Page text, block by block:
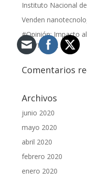
Instituto Nacional
Venden
#Opinión: Impacto
(COVID-19).
Comentarios
Archivos
junio 2020
mayo 2020
abril 2020
febrero 2020
enero 2020